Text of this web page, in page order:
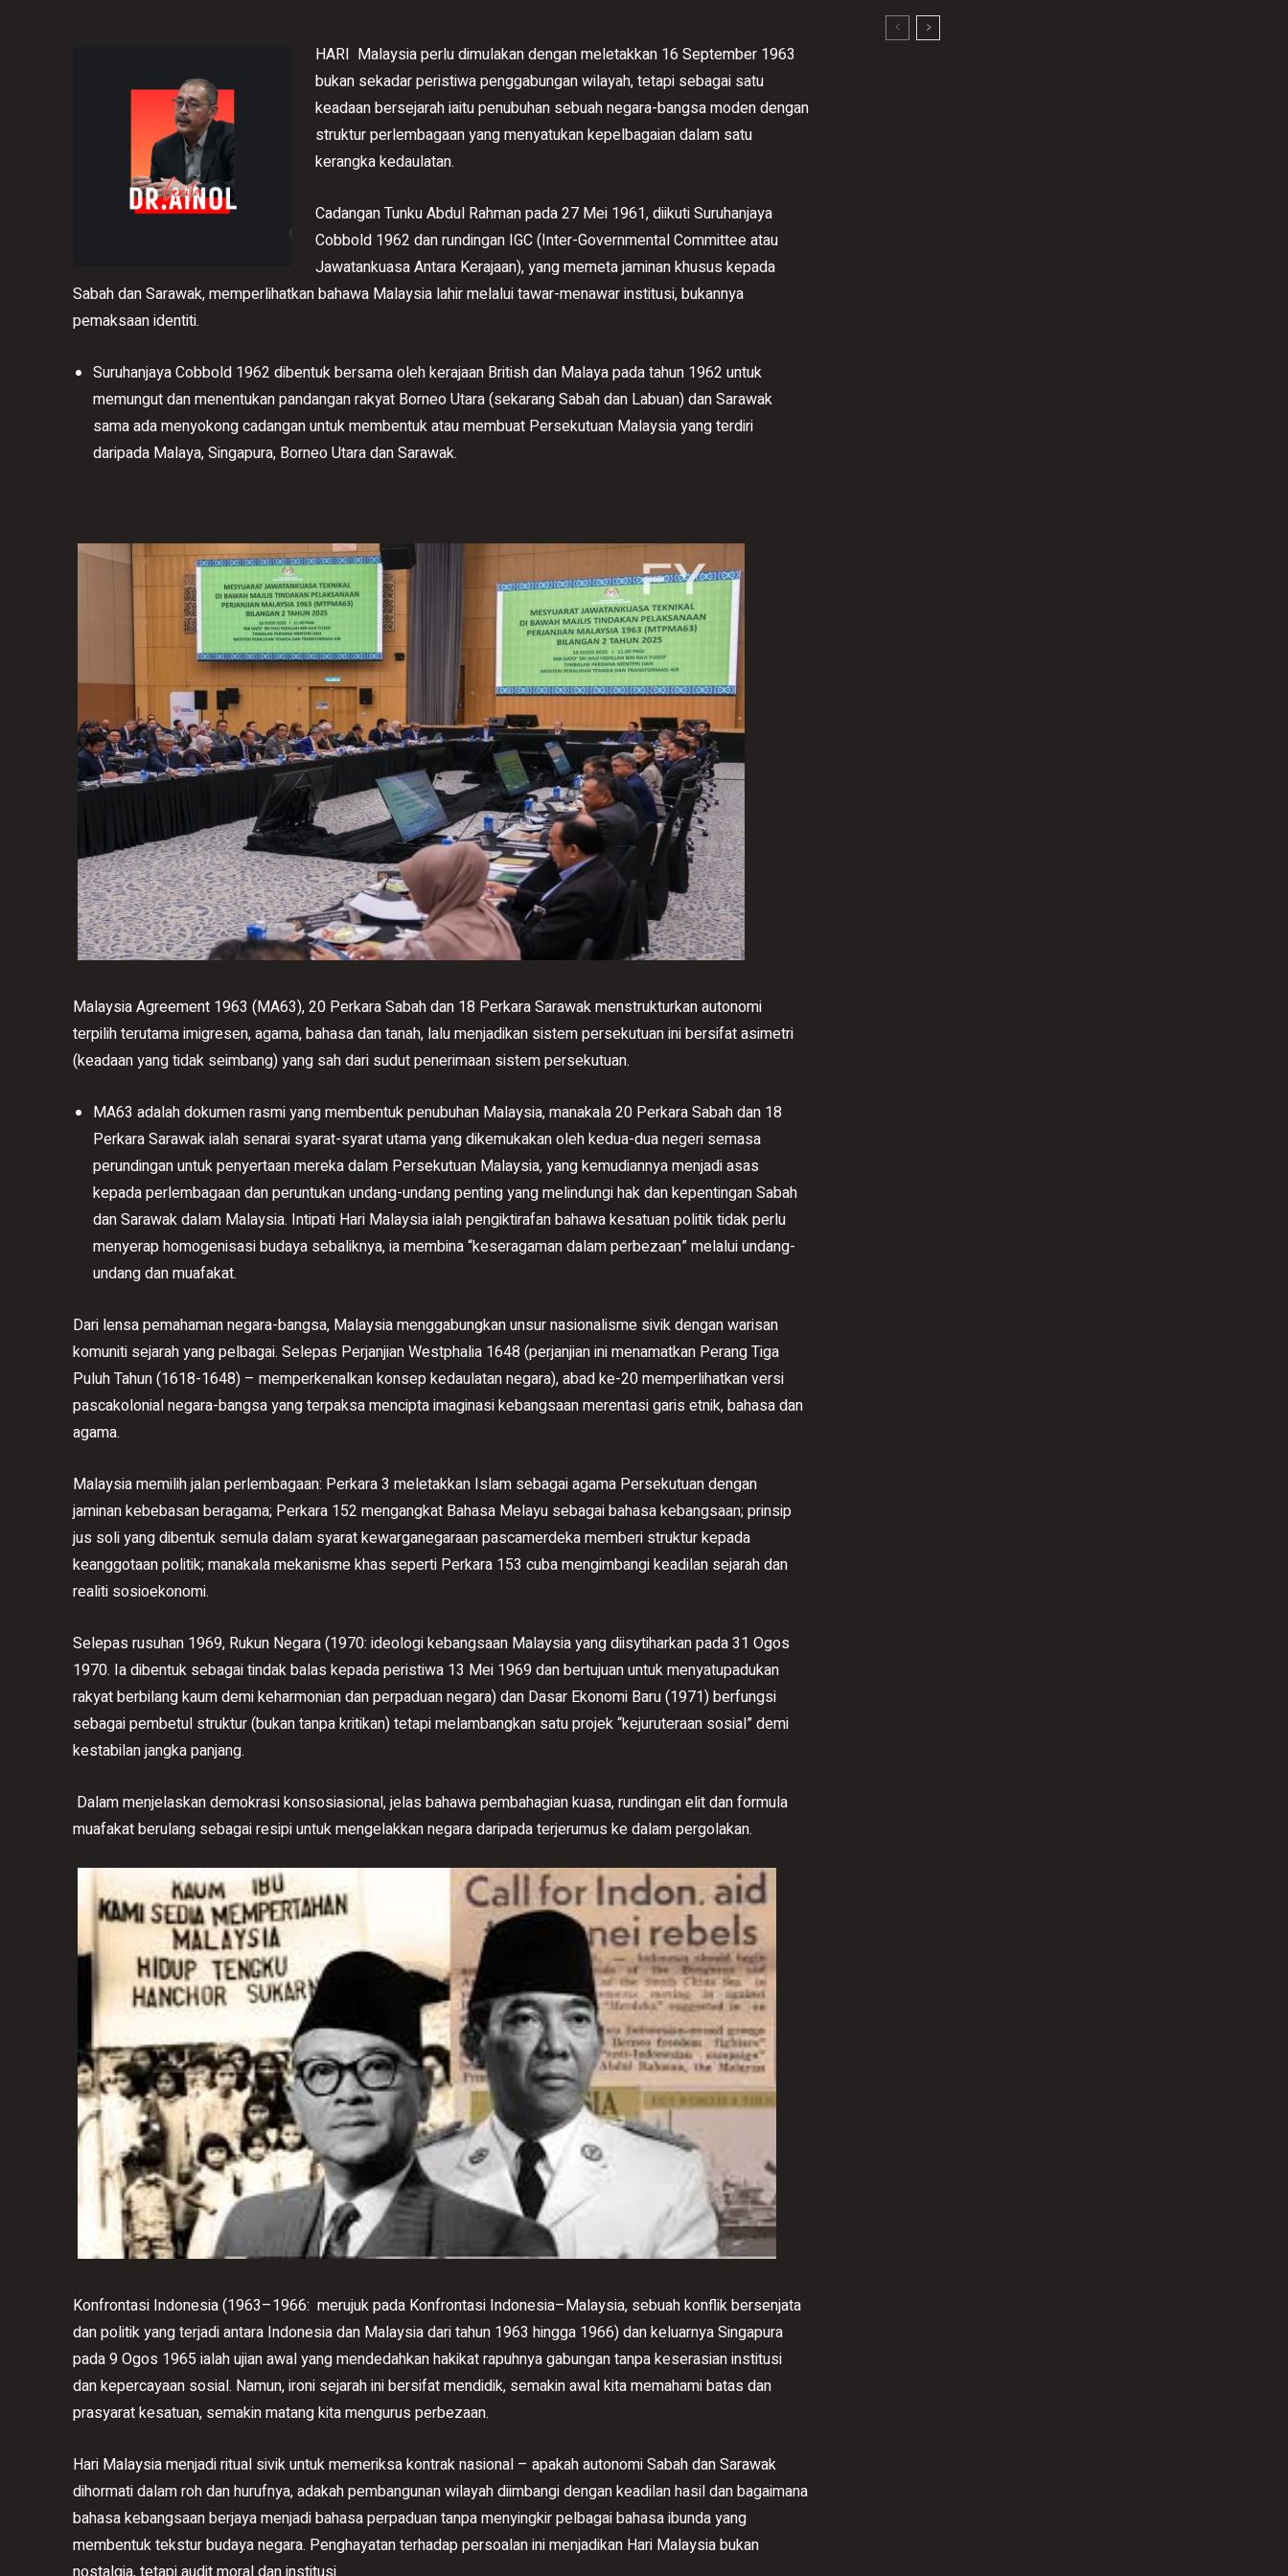
HARI Malaysia perlu dimulakan dengan meletakkan 16 September 1963
bukan sekadar peristiwa penggabungan wilayah, tetapi sebagai satu
keadaan bersejarah iaitu penubuhan sebuah negara-bangsa moden dengan
struktur perlembagaan yang menyatukan kepelbagaian dalam satu
kerangka kedaulatan.
Cadangan Tunku Abdul Rahman pada 27 Mei 1961, diikuti Suruhanjaya
Cobbold 1962 dan rundingan IGC (Inter-Governmental Committee atau
Jawatankuasa Antara Kerajaan), yang memeta jaminan khusus kepada
Sabah dan Sarawak, memperlihatkan bahawa Malaysia lahir melalui tawar-menawar institusi, bukannya
pemaksaan identiti.
Suruhanjaya Cobbold 1962 dibentuk bersama oleh kerajaan British dan Malaya pada tahun 1962 untuk
memungut dan menentukan pandangan rakyat Borneo Utara (sekarang Sabah dan Labuan) dan Sarawak
sama ada menyokong cadangan untuk membentuk atau membuat Persekutuan Malaysia yang terdiri
daripada Malaya, Singapura, Borneo Utara dan Sarawak.
Malaysia Agreement 1963 (MA63), 20 Perkara Sabah dan 18 Perkara Sarawak menstrukturkan autonomi
terpilih terutama imigresen, agama, bahasa dan tanah, lalu menjadikan sistem persekutuan ini bersifat asimetri
(keadaan yang tidak seimbang) yang sah dari sudut penerimaan sistem persekutuan.
MA63 adalah dokumen rasmi yang membentuk penubuhan Malaysia, manakala 20 Perkara Sabah dan 18
Perkara Sarawak ialah senarai syarat-syarat utama yang dikemukakan oleh kedua-dua negeri semasa
perundingan untuk penyertaan mereka dalam Persekutuan Malaysia, yang kemudiannya menjadi asas
kepada perlembagaan dan peruntukan undang-undang penting yang melindungi hak dan kepentingan Sabah
dan Sarawak dalam Malaysia. Intipati Hari Malaysia ialah pengiktirafan bahawa kesatuan politik tidak perlu
menyerap homogenisasi budaya sebaliknya, ia membina “keseragaman dalam perbezaan” melalui undang-
undang dan muafakat.
Dari lensa pemahaman negara-bangsa, Malaysia menggabungkan unsur nasionalisme sivik dengan warisan
komuniti sejarah yang pelbagai. Selepas Perjanjian Westphalia 1648 (perjanjian ini menamatkan Perang Tiga
Puluh Tahun (1618-1648) – memperkenalkan konsep kedaulatan negara), abad ke-20 memperlihatkan versi
pascakolonial negara-bangsa yang terpaksa mencipta imaginasi kebangsaan merentasi garis etnik, bahasa dan
agama.
Malaysia memilih jalan perlembagaan: Perkara 3 meletakkan Islam sebagai agama Persekutuan dengan
jaminan kebebasan beragama; Perkara 152 mengangkat Bahasa Melayu sebagai bahasa kebangsaan; prinsip
jus soli yang dibentuk semula dalam syarat kewarganegaraan pascamerdeka memberi struktur kepada
keanggotaan politik; manakala mekanisme khas seperti Perkara 153 cuba mengimbangi keadilan sejarah dan
realiti sosioekonomi.
Selepas rusuhan 1969, Rukun Negara (1970: ideologi kebangsaan Malaysia yang diisytiharkan pada 31 Ogos
1970. Ia dibentuk sebagai tindak balas kepada peristiwa 13 Mei 1969 dan bertujuan untuk menyatupadukan
rakyat berbilang kaum demi keharmonian dan perpaduan negara) dan Dasar Ekonomi Baru (1971) berfungsi
sebagai pembetul struktur (bukan tanpa kritikan) tetapi melambangkan satu projek “kejuruteraan sosial” demi
kestabilan jangka panjang.
Dalam menjelaskan demokrasi konsosiasional, jelas bahawa pembahagian kuasa, rundingan elit dan formula
muafakat berulang sebagai resipi untuk mengelakkan negara daripada terjerumus ke dalam pergolakan.
Konfrontasi Indonesia (1963–1966: merujuk pada Konfrontasi Indonesia–Malaysia, sebuah konflik bersenjata
dan politik yang terjadi antara Indonesia dan Malaysia dari tahun 1963 hingga 1966) dan keluarnya Singapura
pada 9 Ogos 1965 ialah ujian awal yang mendedahkan hakikat rapuhnya gabungan tanpa keserasian institusi
dan kepercayaan sosial. Namun, ironi sejarah ini bersifat mendidik, semakin awal kita memahami batas dan
prasyarat kesatuan, semakin matang kita mengurus perbezaan.
Hari Malaysia menjadi ritual sivik untuk memeriksa kontrak nasional – apakah autonomi Sabah dan Sarawak
dihormati dalam roh dan hurufnya, adakah pembangunan wilayah diimbangi dengan keadilan hasil dan bagaimana
bahasa kebangsaan berjaya menjadi bahasa perpaduan tanpa menyingkir pelbagai bahasa ibunda yang
membentuk tekstur budaya negara. Penghayatan terhadap persoalan ini menjadikan Hari Malaysia bukan